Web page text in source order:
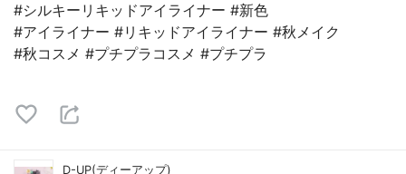
#シルキーリキッドアイライナー #新色
#アイライナー #リキッドアイライナー #秋メイク
#秋コスメ #プチプラコスメ #プチプラ
D-UP(ディーアップ)